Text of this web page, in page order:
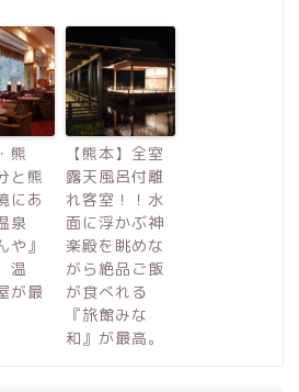
熊
と熊
にあ
泉
や』
温
が最
【熊本】全室
露天風呂付離
れ客室！！水
面に浮かぶ神
楽殿を眺めな
がら絶品ご飯
が食べれる
『旅館みな
和』が最高。